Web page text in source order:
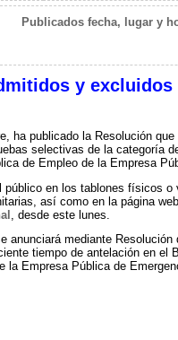
Publicados fecha, lugar y
y excluidos
ha publicado la Resolución
selectivas de la categoría
de Empleo de la Empresa
en los tablones físicos o
así como en la página
, desde este lunes.
anunciará mediante
tiempo de antelación en el
Empresa Pública de